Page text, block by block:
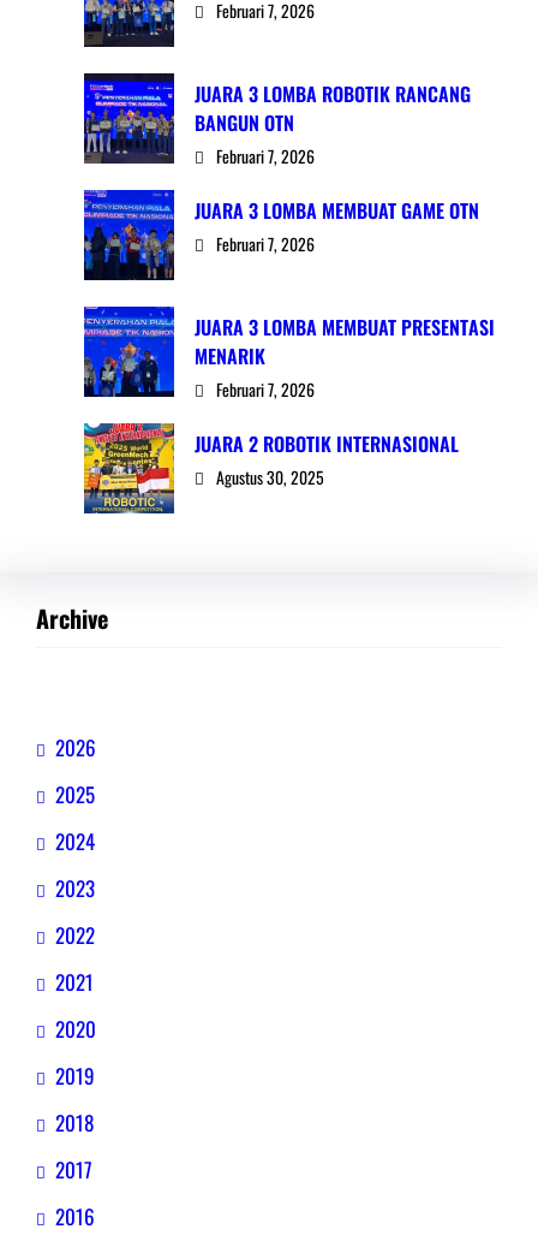
Februari 7, 2026
JUARA 3 LOMBA ROBOTIK RANCANG
BANGUN OTN
Februari 7, 2026
JUARA 3 LOMBA MEMBUAT GAME OTN
Februari 7, 2026
JUARA 3 LOMBA MEMBUAT PRESENTASI
MENARIK
Februari 7, 2026
JUARA 2 ROBOTIK INTERNASIONAL
Agustus 30, 2025
Archive
2026
2025
2024
2023
2022
2021
2020
2019
2018
2017
2016